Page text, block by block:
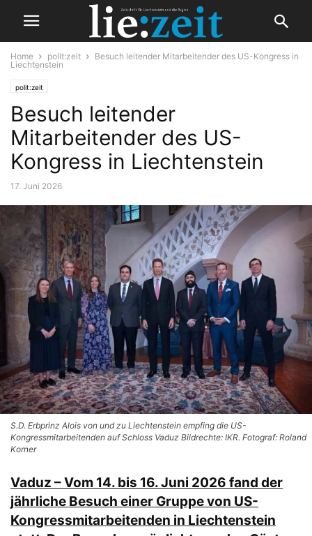
Home polit:zeit
Besuch leitender Mitarbeitender des US-Kongress in
Liechtenstein
polit:zeit
Besuch leitender
Mitarbeitender des US-
Kongress in Liechtenstein
17. Juni 2026
S.D. Erbprinz Alois von und zu Liechtenstein empfing die US-
Kongressmitarbeitenden auf Schloss Vaduz Bildrechte: IKR. Fotograf: Roland
Korner
Vaduz – Vom 14. bis 16. Juni 2026 fand der
jährliche Besuch einer Gruppe von US-
Kongressmitarbeitenden in Liechtenstein